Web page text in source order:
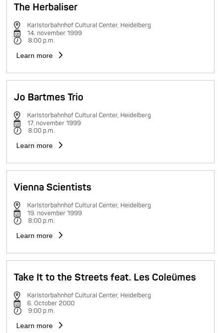
The Herbaliser
Karlstorbahnhof Cultural Center, Heidelberg
14. november 1999
8:00 p.m.
Learn more
Jo Bartmes Trio
Karlstorbahnhof Cultural Center, Heidelberg
17. november 1999
8:00 p.m.
Learn more
Vienna Scientists
Karlstorbahnhof Cultural Center, Heidelberg
19. november 1999
8:00 p.m.
Learn more
Take It to the Streets feat. Les Coleümes
Karlstorbahnhof Cultural Center, Heidelberg
6. October 2000
9:00 p.m.
Learn more